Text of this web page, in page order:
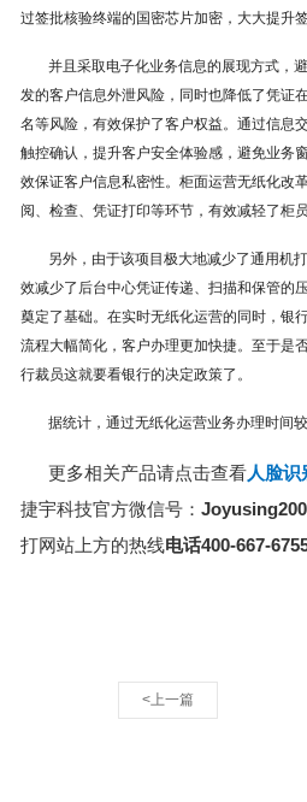
过签批核验终端的国密芯片加密，大大提升
并且采取电子化业务信息的展现方式，
发的客户信息外泄风险，同时也降低了凭证
名等风险，有效保护了客户权益。通过信息
触控确认，提升客户安全体验感，避免业务
效保证客户信息私密性。柜面运营无纸化改
阅、检查、凭证打印等环节，有效减轻了柜
另外，由于该项目极大地减少了通用机
效减少了后台中心凭证传递、扫描和保管的
奠定了基础。在实时无纸化运营的同时，银
流程大幅简化，客户办理更加快捷。至于是
行裁员这就要看银行的决定政策了。
据统计，通过无纸化运营业务办理时间
更多相关产品请点击查看人脸识
捷宇科技官方微信号：
打网站上方的热线电话400-667-
<上一篇